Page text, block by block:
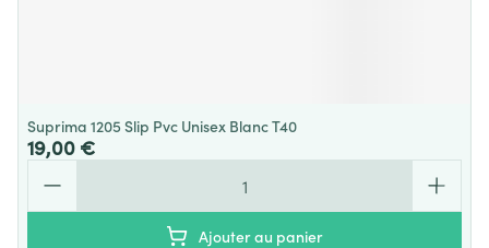
Suprima 1205 Slip Pvc Unisex Blanc T40
19,00 €
Ajouter au panier